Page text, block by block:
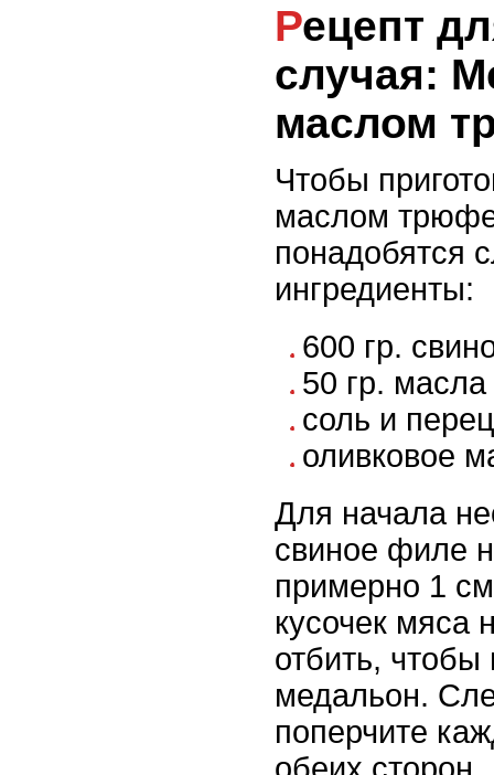
Рецепт для особого
случая:
маслом
Чтобы
маслом
понадобятся
ингредиенты:
600 гр.
50 гр.
соль и
оливковое
Для начала
свиное филе
примерно 1
кусочек мяса
отбить, чтобы
медальон.
поперчите